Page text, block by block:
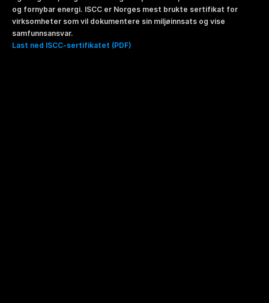
og fornybar energi. ISCC er Norges mest brukte sertifikat for
virksomheter som vil dokumentere sin miljøinnsats og vise
samfunnsansvar.
Last ned ISCC-sertifikatet (PDF)